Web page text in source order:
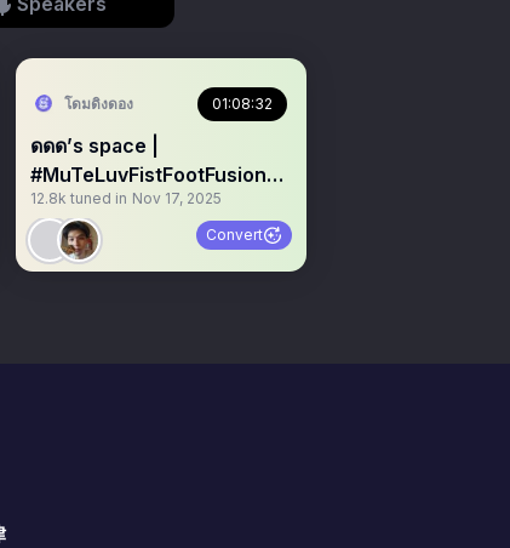
โดมดิงดอง 01:08:32
ดดด’s space |
#MuTeLuvFistFootFusionEP
1
12.8k tuned in Nov 17, 2025
Convert